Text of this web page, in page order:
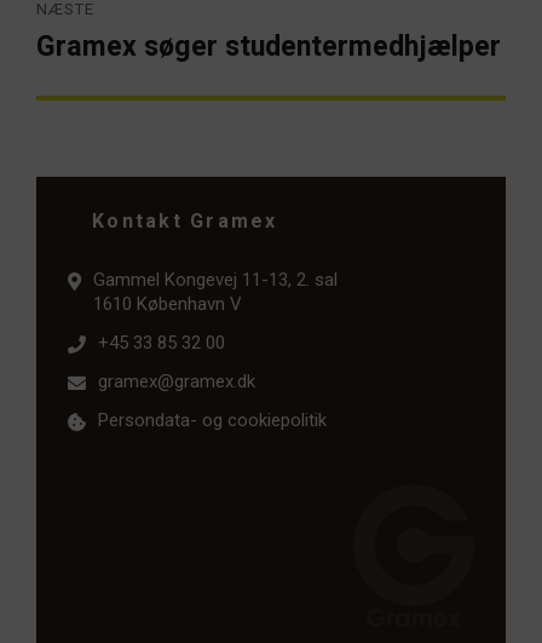
NÆSTE
Næste
Gramex søger studentermedhjælper
Kontakt Gramex
Gammel Kongevej 11-13, 2. sal
1610 København V
+45 33 85 32 00
gramex@gramex.dk
Persondata- og cookiepolitik